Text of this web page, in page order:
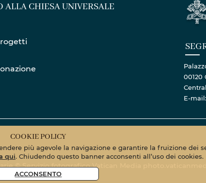
ALLA CHIESA UNIVERSALE
00120
E-
© Servizio fotografico Vatican Media
COOKIE POLICY
più agevole la navigazione e garantire la fruizione dei
qui. Chiudendo questo banner acconsenti all’uso dei cookies.
ACCONSENTO